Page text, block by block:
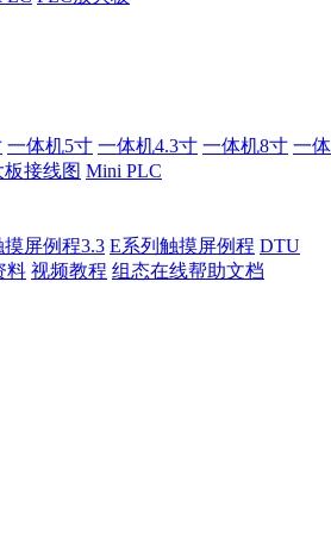
一体机5寸 一体机4.3寸 一体机8寸 一
接线图 Mini PLC
摸屏例程3.3 E系列触摸屏例程 DTU
料 视频教程 组态在线帮助文档